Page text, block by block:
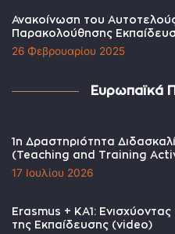
Ανακοίνωση του
Παρακολούθησης
26 Φεβρουαρίου 2025
Ευρωπαϊκά
1η Δραστηριότητα
(Teaching and Training
17 Ιουλίου 2026
Erasmus + KA1:
της Εκπαίδευσης (video)